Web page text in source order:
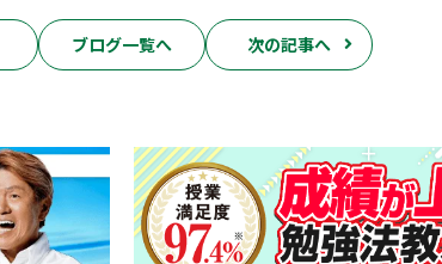
ブログ一覧へ 次の記事へ